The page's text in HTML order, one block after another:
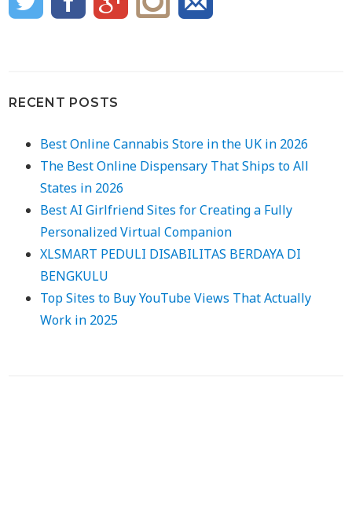
RECENT POSTS
Best Online Cannabis Store in the UK in 2026
The Best Online Dispensary That Ships to All
States in 2026
Best AI Girlfriend Sites for Creating a Fully
Personalized Virtual Companion
XLSMART PEDULI DISABILITAS BERDAYA DI
BENGKULU
Top Sites to Buy YouTube Views That Actually
Work in 2025